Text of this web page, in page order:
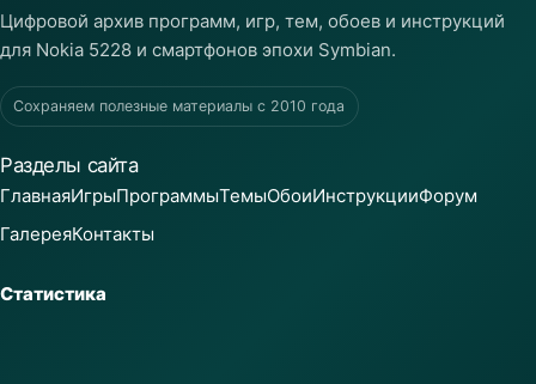
Цифровой архив программ, игр, тем, обоев и инструкций
для Nokia 5228 и смартфонов эпохи Symbian.
Сохраняем полезные материалы с 2010 года
Разделы сайта
ГлавнаяИгрыПрограммыТемыОбоиИнструкцииФорум
ГалереяКонтакты
Статистика